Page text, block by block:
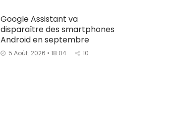
Google Assistant va
disparaître des smartphones
Android en septembre
5 Août. 2026 • 18:04 10